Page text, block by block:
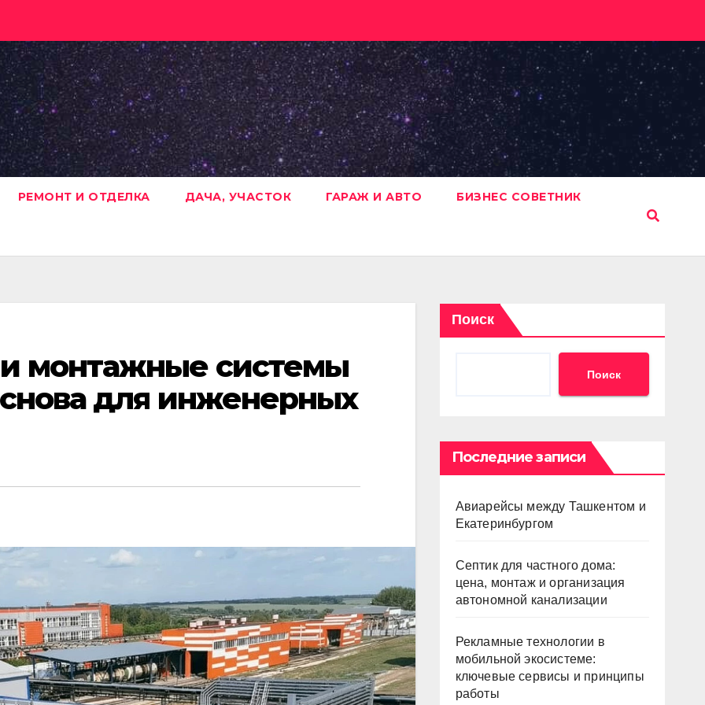
РЕМОНТ И ОТДЕЛКА ДАЧА, УЧАСТОК ГАРАЖ И АВТО БИЗНЕС СОВЕТНИК
монтажные системы
для инженерных
Поиск
Поиск
Последние записи
Авиарейсы между Ташкентом и
Екатеринбургом
Септик для частного дома:
цена, монтаж и организация
автономной канализации
Рекламные технологии в
мобильной экосистеме:
ключевые сервисы и принципы
работы